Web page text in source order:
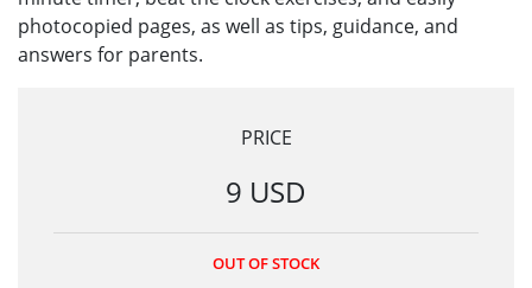
photocopied pages, as well as tips, guidance, and
answers for parents.
PRICE
9 USD
OUT OF STOCK